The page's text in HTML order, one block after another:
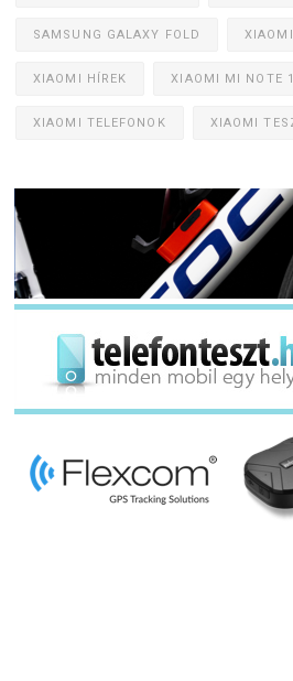
SAMSUNG GALAXY FOLD
XIAOMI HÍREK XIAOMI MI NOTE
XIAOMI TELEFONOK XIAOMI